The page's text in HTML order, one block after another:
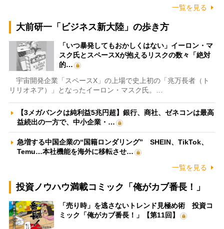
一覧を見る
大前研一「ビジネス新大陸」の歩き方
「いつ暴発してもおかしくはない」イーロン・マ
スク氏とスペースXが抱えるリスクの数々「絶対
的…
宇宙開発企業「スペースX」の上場で史上初の「兆万長者（ト
リリオネア）」となったイーロン・マスク氏。…
【3メガバンクは純利益5兆円超】銀行、商社、ゼネコンは最高
益続出の一方で、中小企業・…
急増する中国企業の“国籍ロンダリング” SHEIN、TikTok、
Temu…本社機能を海外に移転させ…
一覧を見る
投資ノウハウ満載コミック「俺がカブ番長！」
「売り時」を逃さないトレンド見極め術 投資コ
ミック「俺がカブ番長！」【第11回】